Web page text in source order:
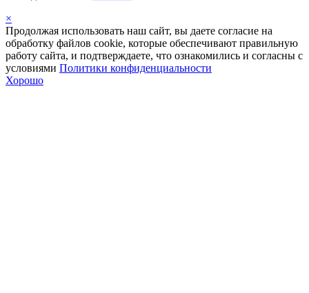
×
Продолжая использовать наш сайт, вы даете согласие на
обработку файлов cookie, которые обеспечивают правильную
работу сайта, и подтверждаете, что ознакомились и согласны с
условиями Политики конфиденциальности
Хорошо